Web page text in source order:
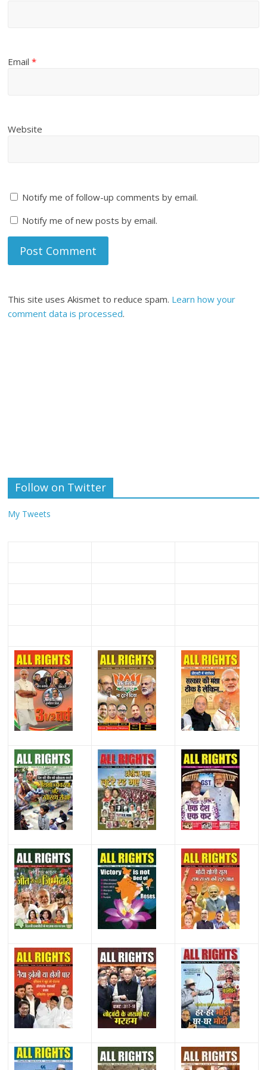
Email*
Website
Notify me of follow-up comments by email.
Notify me of new posts by email.
This site uses Akismet to reduce spam. Learn how your
comment data is processed.
Follow on Twitter
My Tweets